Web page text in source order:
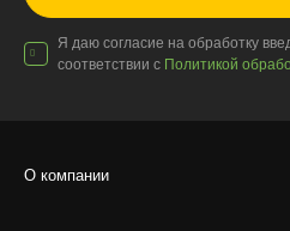
Я даю согласие на обработку
соответствии с Политикой
О компании